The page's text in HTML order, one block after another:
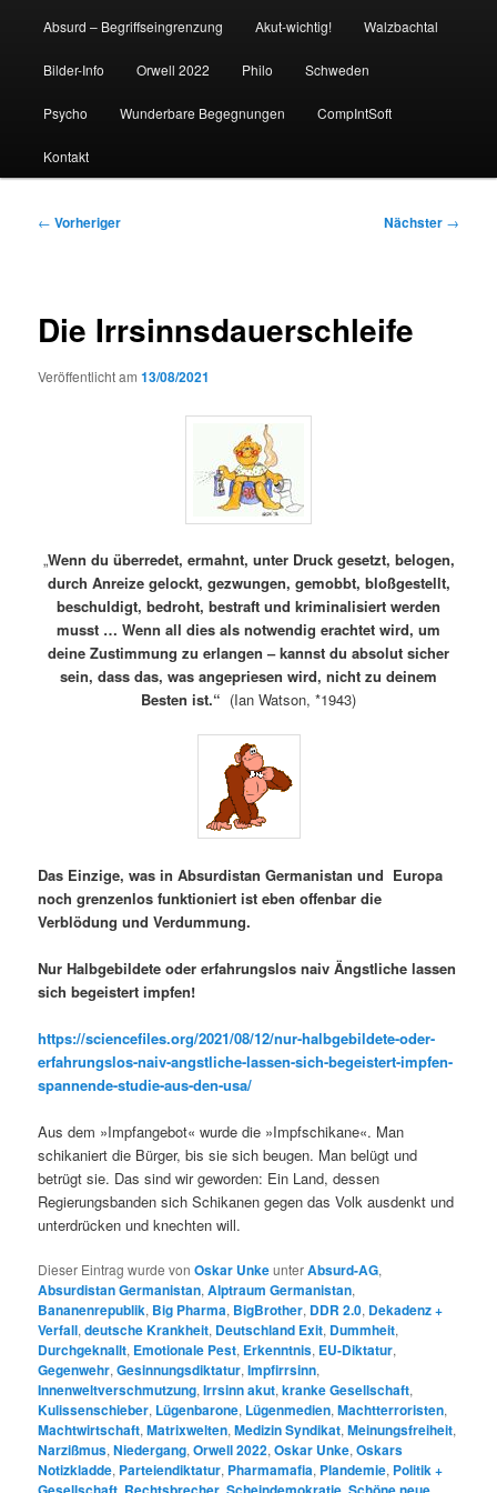
Absurd – Begriffseingrenzung Akut-wichtig! Walzbachtal
Bilder-Info Orwell 2022 Philo Schweden
Psycho Wunderbare Begegnungen CompIntSoft
Kontakt
Beitragsnavigation
← Vorheriger Nächster →
Die Irrsinnsdauerschleife
Veröffentlicht am13/08/2021
„Wenn du überredet, ermahnt, unter Druck gesetzt, belogen,
durch Anreize gelockt, gezwungen, gemobbt, bloßgestellt,
beschuldigt, bedroht, bestraft und kriminalisiert werden
musst … Wenn all dies als notwendig erachtet wird, um
deine Zustimmung zu erlangen – kannst du absolut sicher
sein, dass das, was angepriesen wird, nicht zu deinem
Besten ist.“ (Ian Watson, *1943)
Das Einzige, was in Absurdistan Germanistan und Europa
noch grenzenlos funktioniert ist eben offenbar die
Verblödung und Verdummung.
Nur Halbgebildete oder erfahrungslos naiv Ängstliche lassen
sich begeistert impfen!
https://sciencefiles.org/2021/08/12/nur-halbgebildete-oder-
erfahrungslos-naiv-angstliche-lassen-sich-begeistert-impfen-
spannende-studie-aus-den-usa/
Aus dem »Impfangebot« wurde die »Impfschikane«. Man
schikaniert die Bürger, bis sie sich beugen. Man belügt und
betrügt sie. Das sind wir geworden: Ein Land, dessen
Regierungsbanden sich Schikanen gegen das Volk ausdenkt und
unterdrücken und knechten will.
Dieser Eintrag wurde vonOskar UnkeunterAbsurd-AG,
Absurdistan Germanistan,Alptraum Germanistan,
Bananenrepublik, Big Pharma, BigBrother, DDR 2.0, Dekadenz +
Verfall,deutsche Krankheit, Deutschland Exit, Dummheit,
Durchgeknallt, Emotionale Pest, Erkenntnis, EU-Diktatur,
Gegenwehr,Gesinnungsdiktatur,Impfirrsinn,
Innenweltverschmutzung,Irrsinn akut,kranke Gesellschaft,
Kulissenschieber, Lügenbarone, Lügenmedien,Machtterroristen,
Machtwirtschaft,Matrixwelten,Medizin Syndikat,Meinungsfreiheit,
Narzißmus,Niedergang,Orwell 2022,Oskar Unke,Oskars
Notizkladde, Parteiendiktatur, Pharmamafia, Plandemie, Politik +
, ,